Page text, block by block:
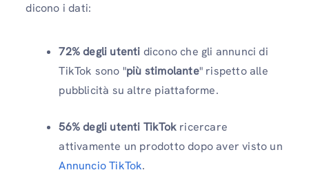
dicono i dati:
72% degli utenti dicono che gli annunci di
TikTok sono "più stimolante" rispetto alle
pubblicità su altre piattaforme.
56% degli utenti TikTok ricercare
attivamente un prodotto dopo aver visto un
Annuncio TikTok.